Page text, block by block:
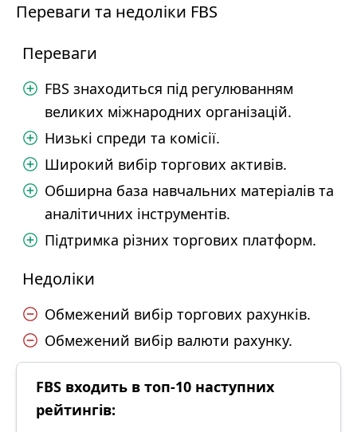
Переваги та недоліки FBS
Переваги
FBS знаходиться під регулюванням
великих міжнародних організацій.
Низькі спреди та комісії.
Широкий вибір торгових активів.
Обширна база навчальних матеріалів та
аналітичних інструментів.
Підтримка різних торгових платформ.
Недоліки
Обмежений вибір торгових рахунків.
Обмежений вибір валюти рахунку.
FBS входить в топ-10 наступних
рейтингів: